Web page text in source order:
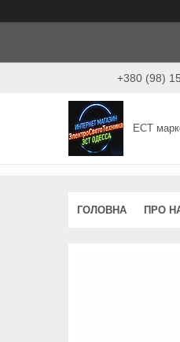
+380 (98)
ЕСТ
ГОЛОВНА ПРО